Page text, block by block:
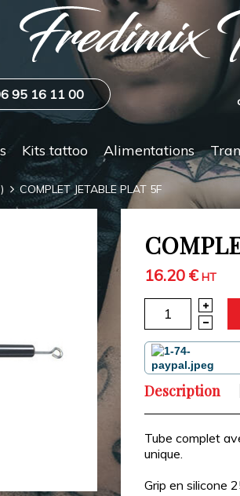
95 16 11 00
Kits tattoo Alimentations
COMPLET JETABLE PLAT 5F
16.20 €HT
Description
Tube complet
unique.
Grip en silicone